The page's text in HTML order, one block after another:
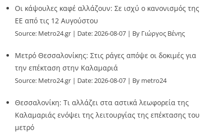
Οι κάψουλες καφέ αλλάζουν: Σε ισχύ ο κανονισμός της
ΕΕ από τις 12 Αυγούστου
Source: Metro24.gr Date: 2026-08-07 By Γιώργος Βένης
Μετρό Θεσσαλονίκης: Στις ράγες απόψε οι δοκιμές για
την επέκταση στην Καλαμαριά
Source: Metro24.gr Date: 2026-08-07 By metro24
Θεσσαλονίκη: Τι αλλάζει στα αστικά λεωφορεία της
Καλαμαριάς ενόψει της λειτουργίας της επέκτασης του
μετρό